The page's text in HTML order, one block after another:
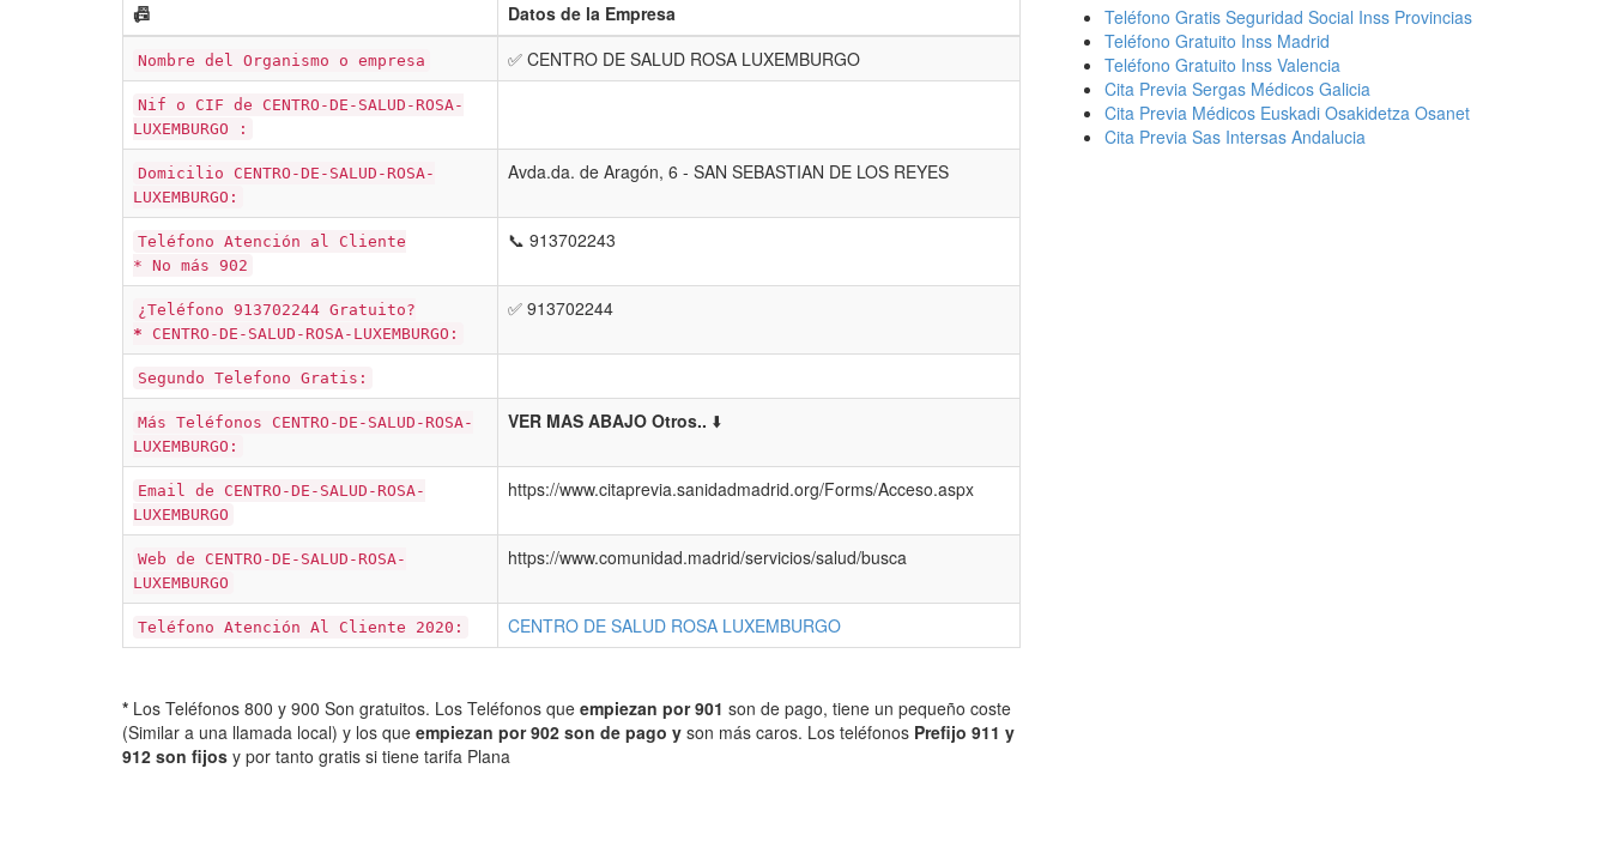
📠 Datos de la Empresa
Nombre del Organismo o empresa ✅ CENTRO DE SALUD ROSA LUXEMBURGO
Nif o CIF de CENTRO-DE-SALUD-ROSA-
LUXEMBURGO :
Domicilio CENTRO-DE-SALUD-ROSA-
LUXEMBURGO:
Avda.da. de Aragón, 6 - SAN SEBASTIAN DE LOS REYES
Teléfono Atención al Cliente
* No más 902
📞 913702243
¿Teléfono 913702244 Gratuito?
* CENTRO-DE-SALUD-ROSA-LUXEMBURGO:
✅ 913702244
Segundo Telefono Gratis:
Más Teléfonos CENTRO-DE-SALUD-ROSA-
LUXEMBURGO:
VER MAS ABAJO Otros.. ⬇️
Email de CENTRO-DE-SALUD-ROSA-
LUXEMBURGO
https://www.citaprevia.sanidadmadrid.org/Forms/Acceso.aspx
Web de CENTRO-DE-SALUD-ROSA-
LUXEMBURGO
https://www.comunidad.madrid/servicios/salud/busca
Teléfono Atención Al Cliente 2020: CENTRO DE SALUD ROSA LUXEMBURGO
* Los Teléfonos 800 y 900 Son gratuitos. Los Teléfonos que empiezan por 901 son de pago, tiene un pequeño coste
(Similar a una llamada local) y los que empiezan por 902 son de pago y son más caros. Los teléfonos Prefijo 911 y
912 son fijos y por tanto gratis si tiene tarifa Plana
Teléfono Gratis Seguridad Social Inss Provincias
Teléfono Gratuito Inss Madrid
Teléfono Gratuito Inss Valencia
Cita Previa Sergas Médicos Galicia
Cita Previa Médicos Euskadi Osakidetza Osanet
Cita Previa Sas Intersas Andalucia